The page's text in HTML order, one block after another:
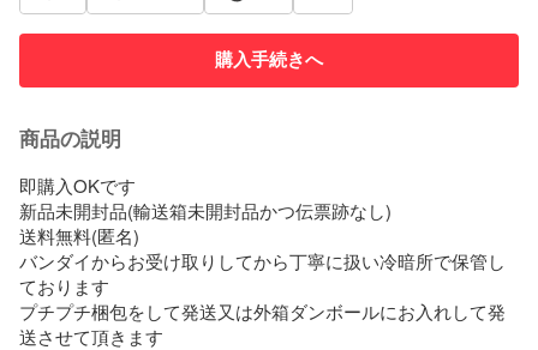
購入手続きへ
商品の説明
即購入OKです
新品未開封品(輸送箱未開封品かつ伝票跡なし)
送料無料(匿名)
バンダイからお受け取りしてから丁寧に扱い冷暗所で保管し
ております
プチプチ梱包をして発送又は外箱ダンボールにお入れして発
送させて頂きます